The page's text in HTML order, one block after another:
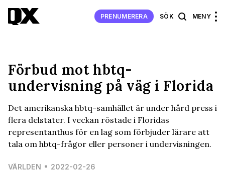
PRENUMERERA SÖK MENY
Förbud mot hbtq-
undervisning på väg i Florida
Det amerikanska hbtq-samhället är under hård press i
flera delstater. I veckan röstade i Floridas
representanthus för en lag som förbjuder lärare att
tala om hbtq-frågor eller personer i undervisningen.
VÄRLDEN 2022-02-26